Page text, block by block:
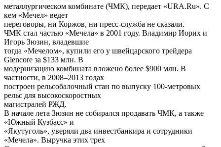
металлургическом комбинате (ЧМК), передает «URA.Ru». С
кем «Мечел» ведет
переговоры, ни Коржов, ни пресс-служба не сказали.
ЧМК стал частью «Мечела» в 2001 году. Владимир Иорих и
Игорь Зюзин, владевшие
тогда «Мечелом», купили его у швейцарского трейдера
Glencore за $133 млн. В
модернизацию комбината вложено более $900 млн. В
частности, в 2008–2013 годах
построен рельсобалочный стан по выпуску 100-метровых
рельс для высокоскоростных
магистралей РЖД.
В начале лета Зюзин не собирался продавать ЧМК, а также
«Южный Кузбасс» и
«Якутуголь», уверяли два инвестбанкира и сотрудники
«Мечела». Выручка этих трех